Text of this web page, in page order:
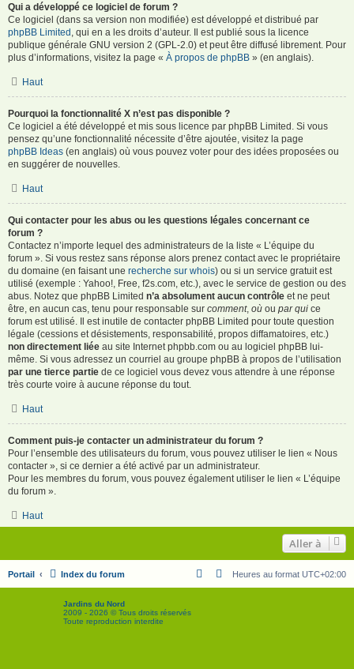
Qui a développé ce logiciel de forum ?
Ce logiciel (dans sa version non modifiée) est développé et distribué par
phpBB Limited , qui en a les droits d’auteur. Il est publié sous la licence
publique générale GNU version 2 (GPL-2.0) et peut être diffusé librement. Pour
plus d’informations, visitez la page « À propos de phpBB » (en anglais).
Haut
Pourquoi la fonctionnalité X n’est pas disponible ?
Ce logiciel a été développé et mis sous licence par phpBB Limited. Si vous
pensez qu’une fonctionnalité nécessite d’être ajoutée, visitez la page
phpBB Ideas (en anglais) où vous pouvez voter pour des idées proposées ou
en suggérer de nouvelles.
Haut
Qui contacter pour les abus ou les questions légales concernant ce
forum ?
Contactez n’importe lequel des administrateurs de la liste « L’équipe du
forum ». Si vous restez sans réponse alors prenez contact avec le propriétaire
du domaine (en faisant une recherche sur whois) ou si un service gratuit est
utilisé (exemple : Yahoo!, Free, f2s.com, etc.), avec le service de gestion ou des
abus. Notez que phpBB Limited n’a absolument aucun contrôle et ne peut
être, en aucun cas, tenu pour responsable sur comment, où ou par qui ce
forum est utilisé. Il est inutile de contacter phpBB Limited pour toute question
légale (cessions et désistements, responsabilité, propos diffamatoires, etc.)
non directement liée au site Internet phpbb.com ou au logiciel phpBB lui-
même. Si vous adressez un courriel au groupe phpBB à propos de l’utilisation
par une tierce partie de ce logiciel vous devez vous attendre à une réponse
très courte voire à aucune réponse du tout.
Haut
Comment puis-je contacter un administrateur du forum ?
Pour l’ensemble des utilisateurs du forum, vous pouvez utiliser le lien « Nous
contacter », si ce dernier a été activé par un administrateur.
Pour les membres du forum, vous pouvez également utiliser le lien « L’équipe
du forum ».
Haut
Aller à
Portail Index du forum Heures au format UTC+02:00
Jardins du Nord
2009 - 2026 © Tous droits réservés
Toute reproduction interdite